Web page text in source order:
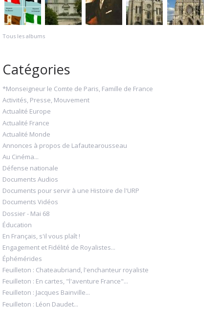
Tous les albums
Catégories
*Monseigneur le Comte de Paris, Famille de France
Activités, Presse, Mouvement
Actualité Europe
Actualité France
Actualité Monde
Annonces à propos de Lafautearousseau
Au Cinéma...
Défense nationale
Documents Audios
Documents pour servir à une Histoire de l'URP
Documents Vidéos
Dossier - Mai 68
Éducation
En Français, s'il vous plaît !
Engagement et Fidélité de Royalistes...
Éphémérides
Feuilleton : Chateaubriand, l'enchanteur royaliste
Feuilleton : En cartes, "l'aventure France"...
Feuilleton : Jacques Bainville...
Feuilleton : Léon Daudet...